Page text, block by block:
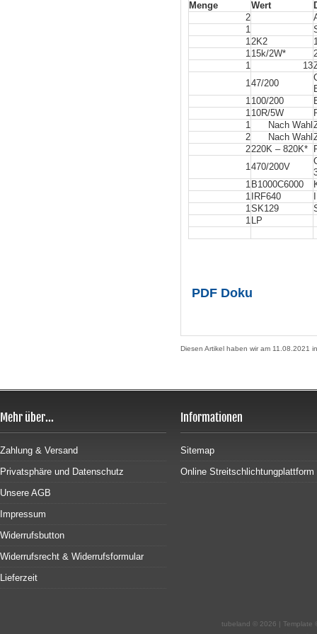
Menge Wert
2
1
1 2K2
1 15k/2W*
1
13
1 47/200
1 100/200
1 10R/5W
1
Nach Wahl
2
Nach Wahl
2220K – 820K*
1 470/200V
1 B1000C6000
1 IRF640
1 SK129
1 LP
PDF Doku
Diesen Artikel haben wir am 11.08.2021
Mehr über...
Zahlung & Versand
Privatsphäre und Datenschutz
Unsere AGB
Impressum
Widerrufsbutton
Widerrufsrecht & Widerrufsformular
Lieferzeit
Informationen
Sitemap
Online Streitschlichtungplattform
tubeland © 2026 | Template